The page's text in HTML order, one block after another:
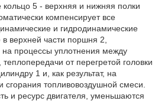
5 - верхняя и нижняя полки
компенсирует все
и гидродинамические
верхней части поршня 2,
процессы уплотнения между
от перегретой головки
1 и, как результат, на
топливовоздушной смеси.
и ресурс двигателя, уменьшаются